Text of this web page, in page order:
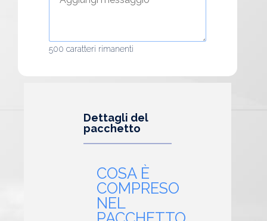
500 caratteri rimanenti
Dettagli del
pacchetto
COSA È
COMPRESO
NEL